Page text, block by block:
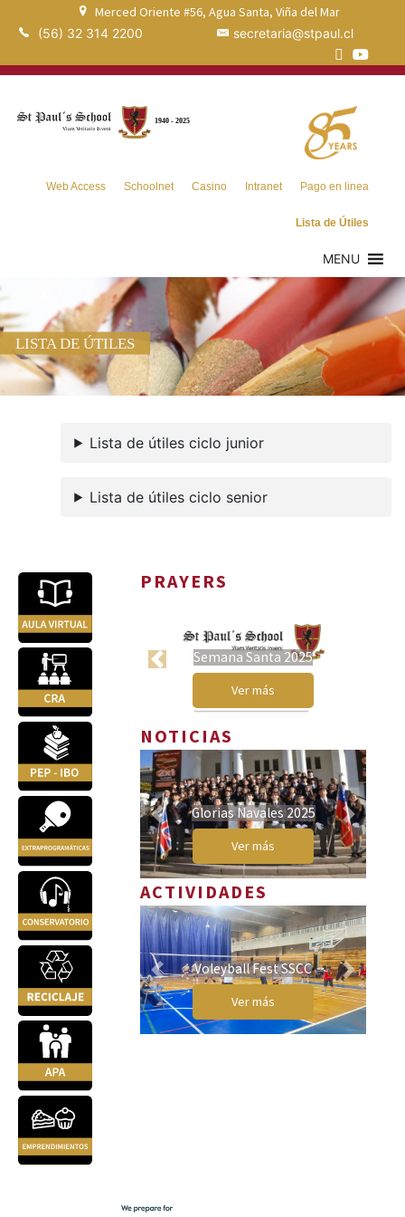
Merced Oriente #56, Agua Santa, Viña del Mar
(56) 32 314 2200 secretaria@stpaul.cl
Web Access Schoolnet Casino Intranet Pago en linea
Lista de Útiles
MENU
LISTA DE ÚTILES
Lista de útiles ciclo junior
Lista de útiles ciclo senior
PRAYERS
Semana Santa 2025
Ver más
Previous
NOTICIAS
Glorias Navales 2025
Ver más
Previous Next
ACTIVIDADES
Voleyball Fest SSCC
Ver más
Previous Next